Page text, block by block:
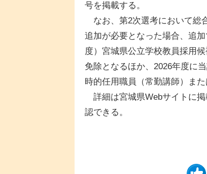
号を掲載する。
なお、第2次選考において総
追加が必要となった場合、追
度）宮城県公立学校教員採用
免除となるほか、2026年度に
時的任用職員（常勤講師）ま
詳細は宮城県Webサイトに
認できる。